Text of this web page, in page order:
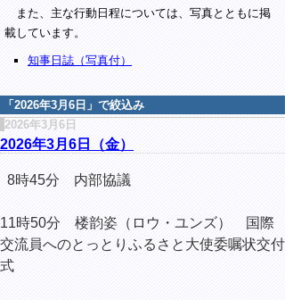
また、主な行動日程については、写真とともに掲
載しています。
知事日誌（写真付）
「 2026年3月6日 」で絞込み
2026年3月6日
2026年3月6日（金）
8時45分 内部協議
11時50分 楼韵姿（ロウ・ユンズ） 国際
交流員へのとっとりふるさと大使委嘱状交付
式